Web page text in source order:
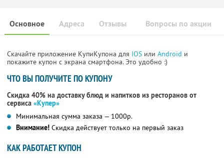
Основное Отзывы Вопросы по акции
Адреса
Скачайте приложение КупиКупона для IOS или Android и
покажите купон с экрана смартфона. Это удобно :)
ЧТО ВЫ ПОЛУЧИТЕ ПО КУПОНУ
Скидка 40% на доставку блюд и напитков из ресторанов от
сервиса «Купер»
Минимальная сумма заказа — 1000р.
Внимание! Скидка действует только на первый заказ
КАК РАБОТАЕТ КУПОН